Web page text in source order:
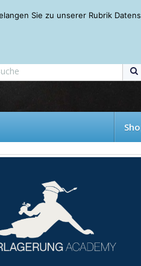
Autoren Leseempfehlungen
Sie zu unserer Rubrik